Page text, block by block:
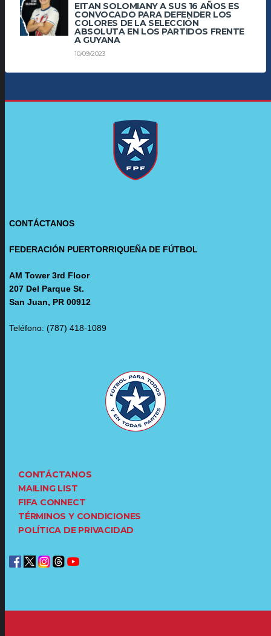
EITAN SOLOMIANY A SUS 16 AÑOS ES
CONVOCADO PARA DEFENDER LOS
COLORES DE LA SELECCIÓN
ABSOLUTA EN LOS PARTIDOS FRENTE
A GUYANA
10/09/2023
CONTÁCTANOS
FEDERACIÓN PUERTORRIQUEÑA DE FÚTBOL
AM Tower 3rd Floor
207 Del Parque St.
San Juan, PR 00912
Teléfono: (787) 418-1089
CONTÁCTANOS
MAILING LIST
FIFA CONNECT
TÉRMINOS Y CONDICIONES
POLÍTICA DE PRIVACIDAD